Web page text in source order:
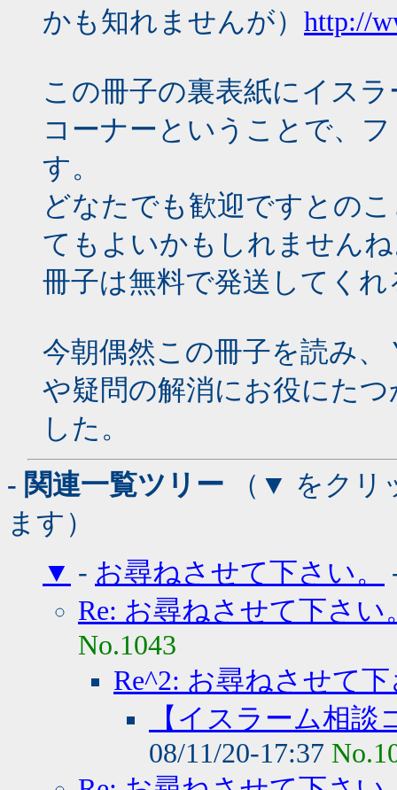
かも知れませんが） http://
この冊子の裏表紙にイス
コーナーということで、
す。
どなたでも歓迎ですとの
てもよいかもしれません
冊子は無料で発送してく
今朝偶然この冊子を読み
や疑問の解消にお役にた
した。
- 関連一覧ツリー （▼ をクリ
ます）
▼ - お尋ねさせて下さい。
Re: お尋ねさせて下さい
No.1043
Re^2: お尋ねさせて
【イスラーム相
08/11/20-17:37